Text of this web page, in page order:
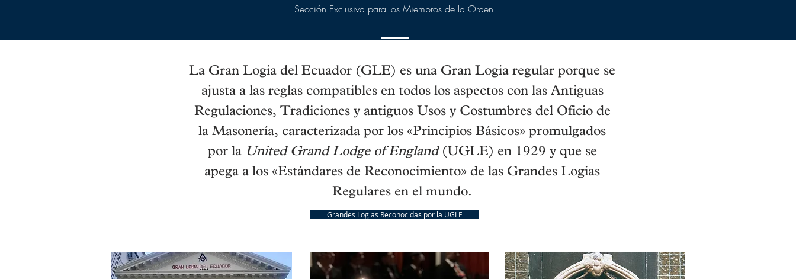
Sección Exclusiva para los Miembros de la Orden.
La Gran Logia del Ecuador (GLE) es una Gran Logia regular porque se
ajusta a las reglas compatibles en todos los aspectos con las Antiguas
Regulaciones, Tradiciones y antiguos Usos y Costumbres del Oficio de
la Masonería, caracterizada por los «Principios Básicos» promulgados
por la United Grand Lodge of England(UGLE) en 1929 y que se
apega a los «Estándares de Reconocimiento» de las Grandes Logias
Regulares en el mundo.
Grandes Logias Reconocidas por la UGLE